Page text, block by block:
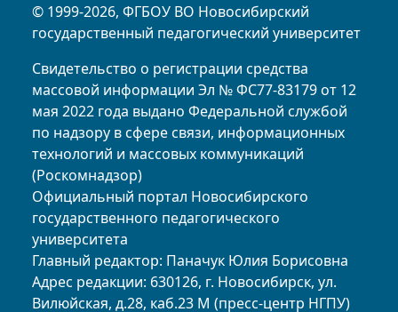
© 1999-2026, ФГБОУ ВО Новосибирский
государственный педагогический университет
Свидетельство о регистрации средства
массовой информации Эл № ФС77-83179 от 12
мая 2022 года выдано Федеральной службой
по надзору в сфере связи, информационных
технологий и массовых коммуникаций
(Роскомнадзор)
Официальный портал Новосибирского
государственного педагогического
университета
Главный редактор: Паначук Юлия Борисовна
Адрес редакции: 630126, г. Новосибирск, ул.
Вилюйская, д.28, каб.23 М (пресс-центр НГПУ)